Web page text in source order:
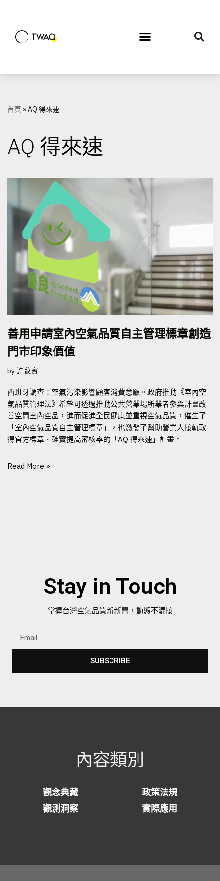
首頁 » AQ 得來速
AQ 得來速
善用申請室內空氣品質自主管理標章創造
門市印象價值
by許 紋賓
西班牙調查：空氣污染影響顧客消費意願。政府推動《室內空
氣品質管理法》希望可透過推動公共營業場所業者參與計畫改
善空間室內空品，進而促進全民健康並重視空氣品質，催生了
「室內空氣品質自主管理標章」，也激發了幫助營業人接軌取
得官方標章、確實提高審核率的「AQ 得來速」計畫。
Read More »
Stay in Touch
掌握台灣空氣品質新新聞，動態不漏接
SUBSCRIBE
內容類別
觀念典藏
政策法規
觀測洞察
實際應用